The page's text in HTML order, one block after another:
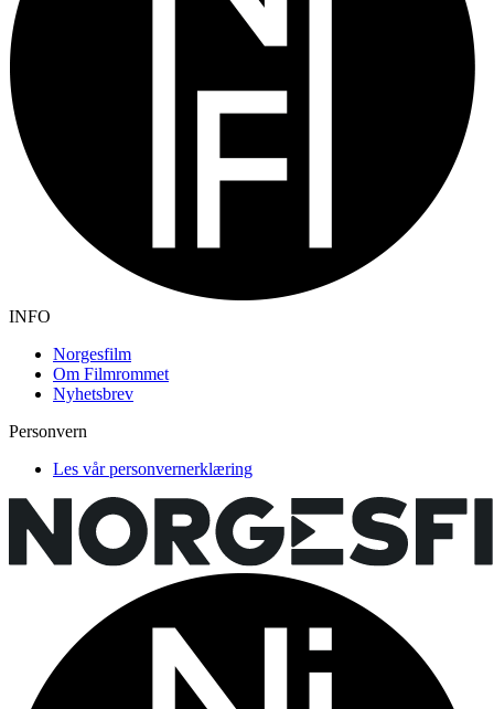
INFO
Norgesfilm
Om Filmrommet
Nyhetsbrev
Personvern
Les vår personvernerklæring